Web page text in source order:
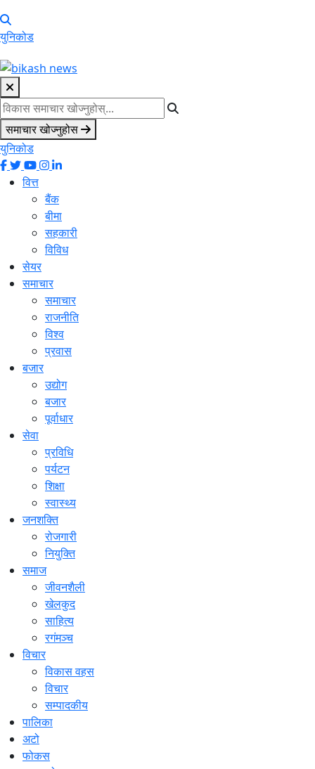
युनिकोड
समाचार खोज्नुहोस
युनिकोड
वित्त
बैंक
बीमा
सहकारी
विविध
सेयर
समाचार
समाचार
राजनीति
विश्व
प्रवास
बजार
उद्योग
बजार
पूर्वाधार
सेवा
प्रविधि
पर्यटन
शिक्षा
स्वास्थ्य
जनशक्ति
रोजगारी
नियुक्ति
समाज
जीवनशैली
खेलकुद
साहित्य
रगंमञ्च
विचार
विकास वहस
विचार
सम्पादकीय
पालिका
अटो
फोकस